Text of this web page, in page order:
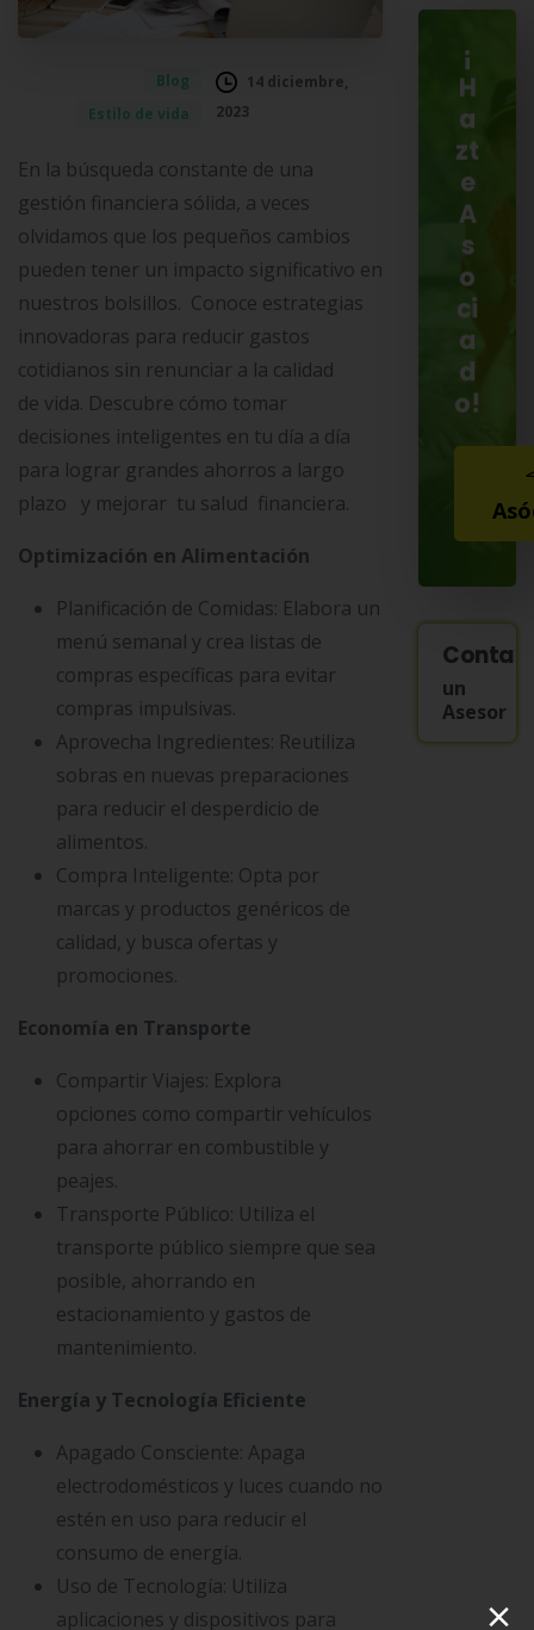
Blog
Estilo de vida
14 diciembre,
2023
En la búsqueda constante de una
gestión financiera sólida, a veces
olvidamos que los pequeños cambios
pueden tener un impacto significativo en
nuestros bolsillos. Conoce estrategias
innovadoras para reducir gastos
cotidianos sin renunciar a la calidad
de vida. Descubre cómo tomar
decisiones inteligentes en tu día a día
para lograr grandes ahorros a largo
plazo y mejorar tu salud financiera.
Optimización en Alimentación
Planificación de Comidas: Elabora un
menú semanal y crea listas de
compras específicas para evitar
compras impulsivas.
Aprovecha Ingredientes: Reutiliza
sobras en nuevas preparaciones
para reducir el desperdicio de
alimentos.
Compra Inteligente: Opta por
marcas y productos genéricos de
calidad, y busca ofertas y
promociones.
Economía en Transporte
Compartir Viajes: Explora
opciones como compartir vehículos
para ahorrar en combustible y
peajes.
Transporte Público: Utiliza el
transporte público siempre que sea
posible, ahorrando en
estacionamiento y gastos de
mantenimiento.
Energía y Tecnología Eficiente
Apagado Consciente: Apaga
electrodomésticos y luces cuando no
estén en uso para reducir el
consumo de energía.
Uso de Tecnología: Utiliza
aplicaciones y dispositivos para
¡
H
a
zt
e
A
s
o
ci
a
d
o!
un
Asesor
×